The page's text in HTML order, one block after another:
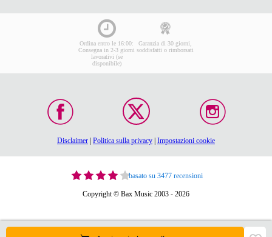
Ordina entro le 16:00:
Consegna in 2-3 giorni
lavorativi (se
disponibile)
Garanzia di 30 giorni,
soddisfatti o rimborsati
Disclaimer | Politica sulla privacy | Impostazioni cookie
basato su 3477 recensioni
Copyright © Bax Music 2003 - 2026